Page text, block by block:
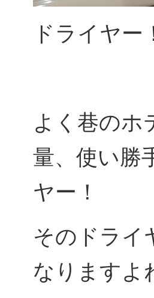
ドライヤー
よく巷のホ
量、使い勝
ヤー！
そのドライ
なりますよ